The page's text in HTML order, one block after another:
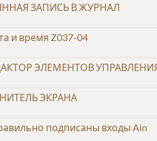
ЗАПИСЬ В ЖУРНАЛ
и время Z037-04
ЭЛЕМЕНТОВ
ЭКРАНА
подписаны входы Ain